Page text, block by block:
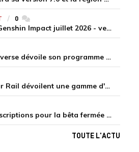
0commentaires
Codes primo-gemmes Genshin Impact juillet 2026 - version 7.0
Gamescom 2026 : HoYoverse dévoile son programme et présente deux nouveaux jeux inédits
UGREEN et Honkai: Star Rail dévoilent une gamme d'accessoires de recharge en édition limitée
HoYoverse ouvre les inscriptions pour la bêta fermée de Honkai : Nexus Anima
TOUTE L'ACTU